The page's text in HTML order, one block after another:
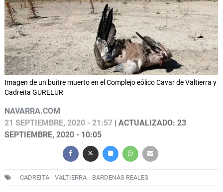
Imagen de un buitre muerto en el Complejo eólico Cavar de Valtierra y
Cadreita GURELUR
NAVARRA.COM
21 SEPTIEMBRE, 2020 - 21:57 | ACTUALIZADO: 23
SEPTIEMBRE, 2020 - 10:05
CADREITA VALTIERRA BARDENAS REALES